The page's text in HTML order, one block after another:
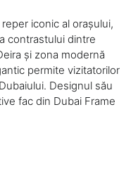
iconic al orașului,
contrastului dintre
și zona modernă
permite vizitatorilor
Designul său
fac din Dubai Frame